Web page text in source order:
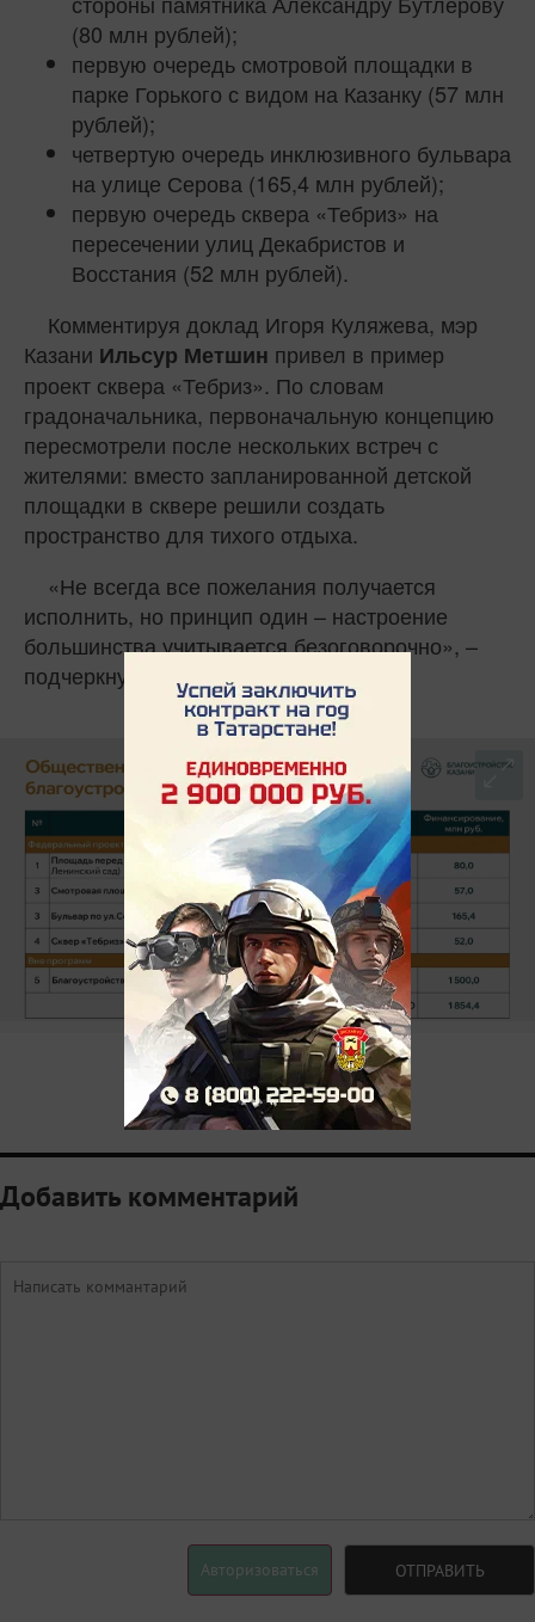
(80 млн рублей);
первую очередь смотровой площадки в
парке Горького с видом на Казанку (57 млн
рублей);
четвертую очередь инклюзивного бульвара
на улице Серова (165,4 млн рублей);
первую очередь сквера «Тебриз» на
пересечении улиц Декабристов и
Восстания (52 млн рублей).
Комментируя доклад Игоря Куляжева, мэр
Казани Ильсур Метшин привел в пример
проект сквера «Тебриз». По словам
градоначальника, первоначальную концепцию
пересмотрели после нескольких встреч с
жителями: вместо запланированной детской
площадки в сквере решили создать
пространство для тихого отдыха.
«Не всегда все пожелания получается
исполнить, но принцип один – настроение
большинства учитывается безоговорочно», –
подчеркнул Метшин.
0
Добавить комментарий
Авторизоваться ОТПРАВИТЬ